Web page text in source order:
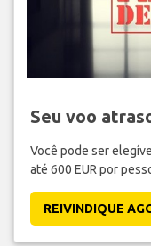
Seu voo
Você pode ser
até 600 EUR por
REIVINDIQUE